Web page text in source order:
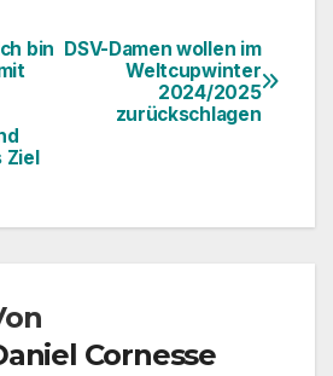
DSV-Damen wollen im
Weltcupwinter
2024/2025
zurückschlagen
bin
Ziel
Cornesse